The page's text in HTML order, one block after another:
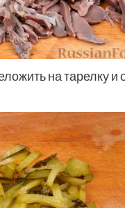
на тарелку и